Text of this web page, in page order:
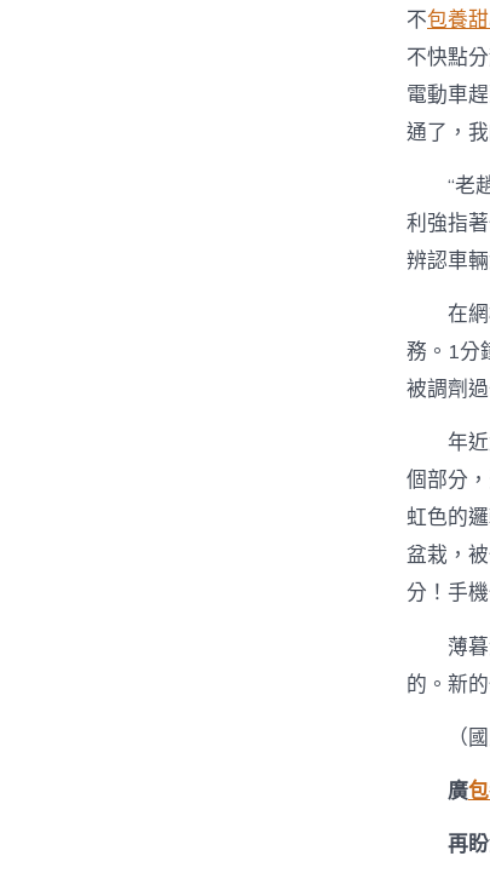
不包養
不快點
電動車
通了，
“老
利強指
辨認車
在
務。1分
被調劑
年
個部分
虹色的
盆栽，
分！手
薄
的。新
（
廣
再